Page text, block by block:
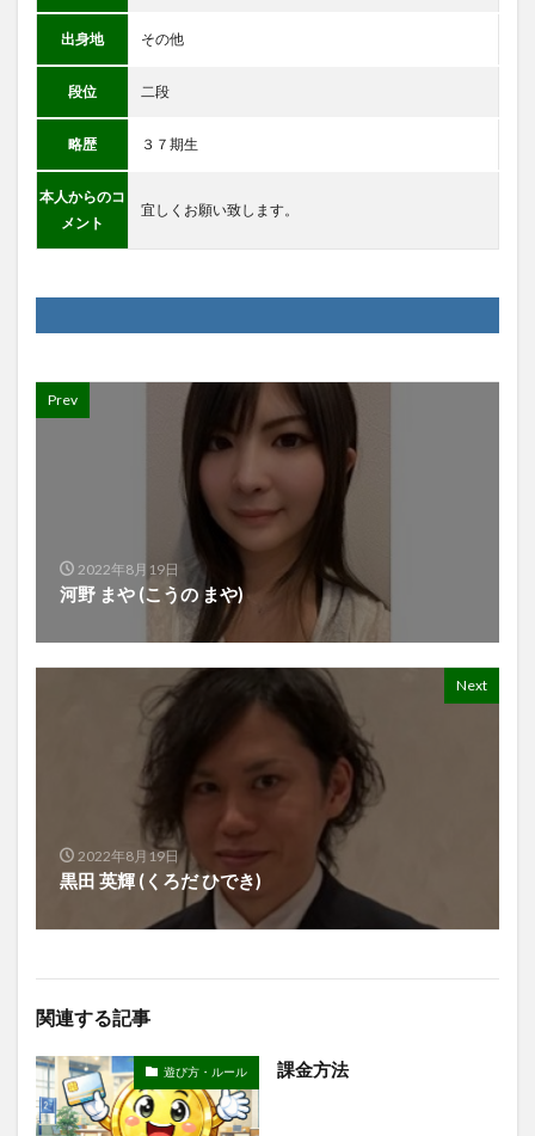
出身地 その他
段位 二段
略歴 ３７期生
本人からのコ
メント
宜しくお願い致します。
Prev
2022年8月19日
河野 まや (こうの まや)
Next
2022年8月19日
黒田 英輝 (くろだ ひでき)
関連する記事
遊び方・ルール 課金方法